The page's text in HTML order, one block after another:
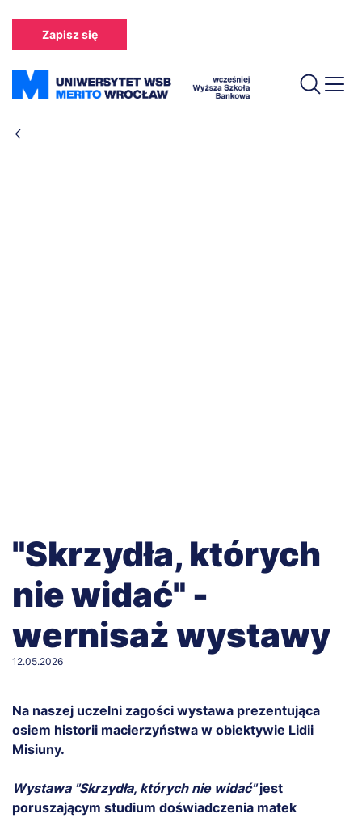
treści
Zapisz się
Ścieżka
"Skrzydła, których
nie widać" -
wernisaż wystawy
12.05.2026
Na naszej uczelni zagości wystawa prezentująca
osiem historii macierzyństwa w obiektywie Lidii
Misiuny.
Wystawa "Skrzydła, których nie widać"jest
poruszającym studium doświadczenia matek